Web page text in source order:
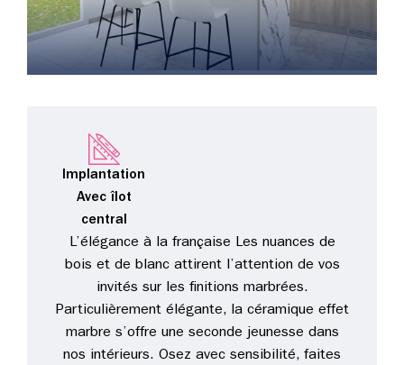
Implantation
Avec îlot
central
L’élégance à la française Les nuances de
bois et de blanc attirent l’attention de vos
invités sur les finitions marbrées.
Particulièrement élégante, la céramique effet
marbre s’offre une seconde jeunesse dans
nos intérieurs. Osez avec sensibilité, faites